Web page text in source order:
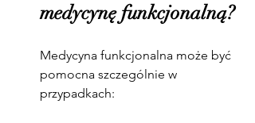
medycynę funkcjonalną?
Medycyna funkcjonalna może być
pomocna szczególnie w
przypadkach: